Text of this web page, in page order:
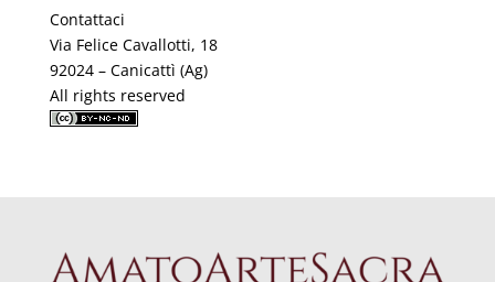
Contattaci
Via Felice Cavallotti, 18
92024 – Canicattì (Ag)
All rights reserved